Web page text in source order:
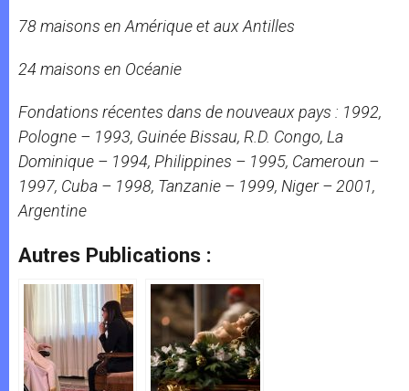
78 maisons en Amérique et aux Antilles
24 maisons en Océanie
Fondations récentes dans de nouveaux pays : 1992,
Pologne – 1993, Guinée Bissau, R.D. Congo, La
Dominique – 1994, Philippines – 1995, Cameroun –
1997, Cuba – 1998, Tanzanie – 1999, Niger – 2001,
Argentine
Autres Publications :